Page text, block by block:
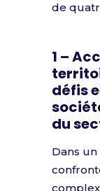
de
1 –
défis
du
Dans